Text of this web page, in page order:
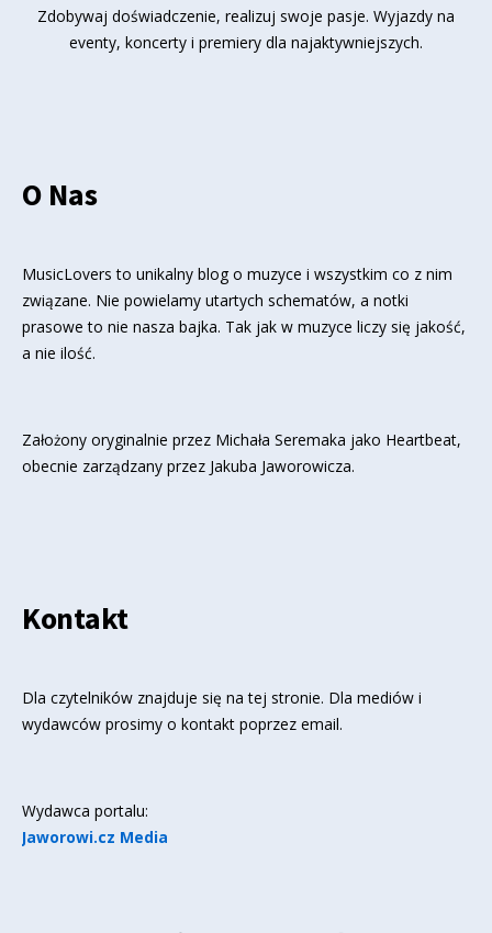
Zdobywaj doświadczenie, realizuj swoje pasje. Wyjazdy na
eventy, koncerty i premiery dla najaktywniejszych.
O Nas
MusicLovers to unikalny blog o muzyce i wszystkim co z nim
związane. Nie powielamy utartych schematów, a notki
prasowe to nie nasza bajka. Tak jak w muzyce liczy się jakość,
a nie ilość.
Założony oryginalnie przez Michała Seremaka jako Heartbeat,
obecnie zarządzany przez Jakuba Jaworowicza.
Kontakt
Dla czytelników znajduje się na tej stronie. Dla mediów i
wydawców prosimy o kontakt poprzez email.
Wydawca portalu:
Jaworowi.cz Media